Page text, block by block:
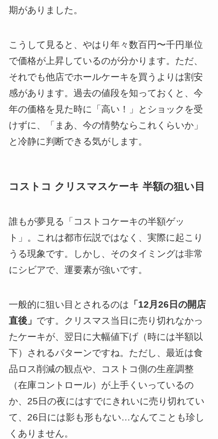
期がありました。
こうして見ると、やはり年々数百円〜千円単位
で価格が上昇しているのが分かります。ただ、
それでも他店でホールケーキを買うよりは割安
感があります。過去の値段を知っておくと、今
年の価格を見た時に「高い！」とショックを受
けずに、「まあ、今の情勢ならこれくらいか」
と冷静に判断できる気がします。
コストコ クリスマスケーキ 半額の狙い目
誰もが夢見る「コストコケーキの半額ゲッ
ト」。これは都市伝説ではなく、実際に起こり
うる現象です。しかし、そのタイミングは非常
にシビアで、運要素が強いです。
一般的に狙い目とされるのは 「12月26日の開店
直後」 です。クリスマス当日に売り切れなかっ
たケーキが、翌日に大幅値下げ（時には半額以
下）されるパターンですね。ただし、最近は食
品ロス削減の観点や、コストコ側の生産調整
（在庫コントロール）が上手くいっているの
か、25日の夜にはすでにきれいに売り切れてい
て、26日には影も形もない…なんてことも珍し
くありません。